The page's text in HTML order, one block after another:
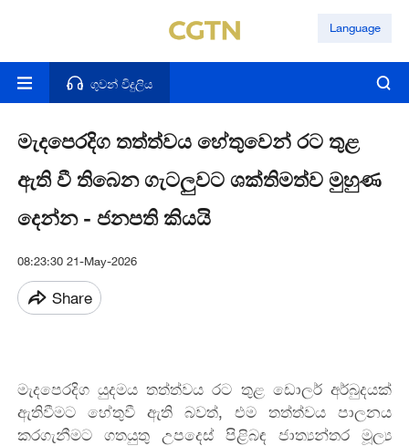
Language
ගුවන් විදුලිය
මැදපෙරදිග තත්ත්වය හේතුවෙන් රට තුළ
ඇති වී තිබෙන ගැටලුවට ශක්තිමත්ව මුහුණ
දෙන්න - ජනපති කියයි
08:23:30 21-May-2026
Share
මැදපෙරදිග යුදමය තත්ත්වය රට තුළ ඩොලර් අර්බුදයක්
ඇතිවීමට හේතුවී ඇති බවත්, එම තත්ත්වය පාලනය
කරගැනීමට ගතයුතු උපදෙස් පිළිබඳ ජාත්‍යන්තර මූල්‍ය